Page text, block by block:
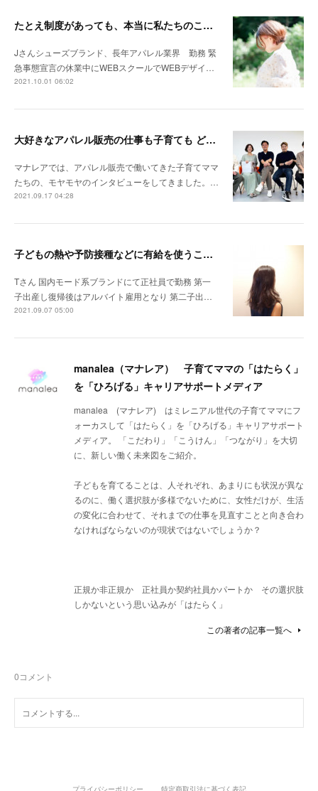
たとえ制度があっても、本当に私たちのことをわかってくれていないと感じ追い詰められました
Jさんシューズブランド、長年アパレル業界 勤務 緊
急事態宣言の休業中にWEBスクールでWEBデザイ…
2021.10.01 06:02
大好きなアパレル販売の仕事も子育ても どちらも諦めない新しいはたらき方がここにあります
マナレアでは、アパレル販売で働いてきた子育てママ
たちの、モヤモヤのインタビューをしてきました。…
2021.09.17 04:28
子どもの熱や予防接種などに有給を使うことが出来ない雰囲気でした。
Tさん 国内モード系ブランドにて正社員で勤務 第一
子出産し復帰後はアルバイト雇用となり 第二子出…
2021.09.07 05:00
manalea（マナレア） 子育てママの「はたらく」
を「ひろげる」キャリアサポートメディア
manalea (マナレア) はミレニアル世代の子育てママにフ
ォーカスして「はたらく」を「ひろげる」キャリアサポート
メディア。 「こだわり」「こうけん」「つながり」を大切
に、新しい働く未来図をご紹介。
子どもを育てることは、人それぞれ、あまりにも状況が異な
るのに、働く選択肢が多様でないために、女性だけが、生活
の変化に合わせて、それまでの仕事を見直すことと向き合わ
なければならないのが現状ではないでしょうか？
正規か非正規か 正社員か契約社員かパートか その選択肢
しかないという思い込みが「はたらく」
この著者の記事一覧へ
0コメント
プライバシーポリシー 特定商取引法に基づく表記